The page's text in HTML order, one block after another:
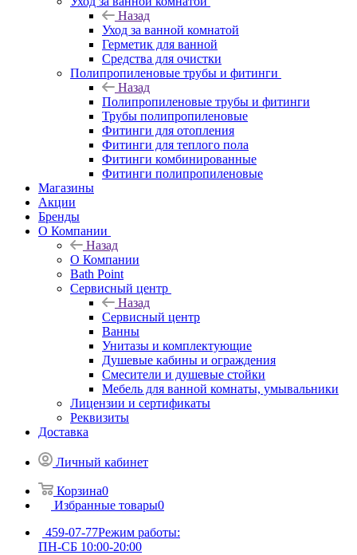
Назад
Уход за ванной комнатой
Герметик для ванной
Средства для очистки
Полипропиленовые трубы и фитинги
Назад
Полипропиленовые трубы и фитинги
Трубы полипропиленовые
Фитинги для отопления
Фитинги для теплого пола
Фитинги комбинированные
Фитинги полипропиленовые
Магазины
Акции
Бренды
О Компании
Назад
О Компании
Bath Point
Сервисный центр
Назад
Сервисный центр
Ванны
Унитазы и комплектующие
Душевые кабины и ограждения
Смесители и душевые стойки
Мебель для ванной комнаты, умывальники
Лицензии и сертификаты
Реквизиты
Доставка
Личный кабинет
Корзина0
Избранные товары0
459-07-77Режим работы:
ПН-СБ 10:00-20:00